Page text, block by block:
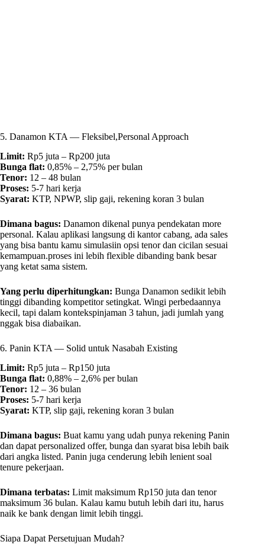
5. Danamon KTA — Fleksibel,Personal Approach
Limit: Rp5 juta – Rp200 juta
Bunga flat: 0,85% – 2,75% per bulan
Tenor: 12 – 48 bulan
Proses: 5-7 hari kerja
Syarat: KTP, NPWP, slip gaji, rekening koran 3 bulan
Dimana bagus: Danamon dikenal punya pendekatan more
personal. Kalau aplikasi langsung di kantor cabang, ada sales
yang bisa bantu kamu simulasiin opsi tenor dan cicilan sesuai
kemampuan.proses ini lebih flexible dibanding bank besar
yang ketat sama sistem.
Yang perlu diperhitungkan: Bunga Danamon sedikit lebih
tinggi dibanding kompetitor setingkat. Wingi perbedaannya
kecil, tapi dalam kontekspinjaman 3 tahun, jadi jumlah yang
nggak bisa diabaikan.
6. Panin KTA — Solid untuk Nasabah Existing
Limit: Rp5 juta – Rp150 juta
Bunga flat: 0,88% – 2,6% per bulan
Tenor: 12 – 36 bulan
Proses: 5-7 hari kerja
Syarat: KTP, slip gaji, rekening koran 3 bulan
Dimana bagus: Buat kamu yang udah punya rekening Panin
dan dapat personalized offer, bunga dan syarat bisa lebih baik
dari angka listed. Panin juga cenderung lebih lenient soal
tenure pekerjaan.
Dimana terbatas: Limit maksimum Rp150 juta dan tenor
maksimum 36 bulan. Kalau kamu butuh lebih dari itu, harus
naik ke bank dengan limit lebih tinggi.
Siapa Dapat Persetujuan Mudah?